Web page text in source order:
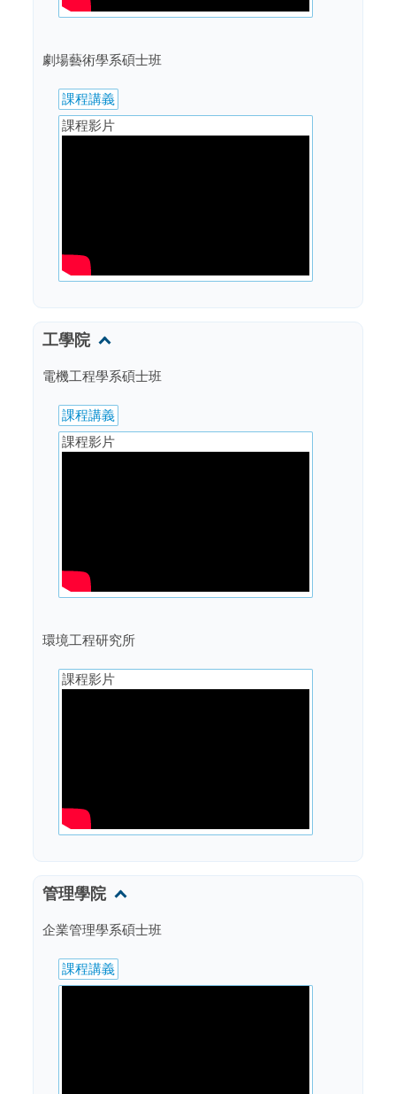
劇場藝術學系碩士班
課程講義
課程影片
工學院
電機工程學系碩士班
課程講義
課程影片
環境工程研究所
課程影片
管理學院
企業管理學系碩士班
課程講義